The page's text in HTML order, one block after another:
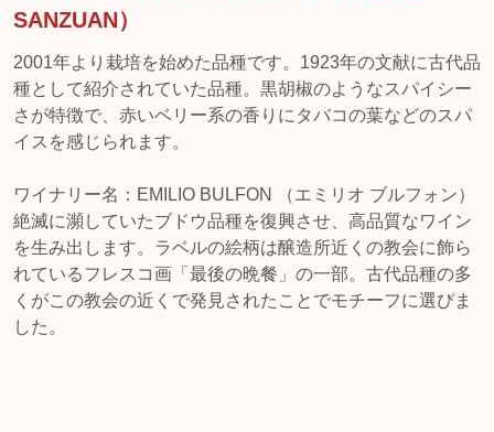
SANZUAN）
2001年より栽培を始めた品種です。1923年の文献に古代品
種として紹介されていた品種。黒胡椒のようなスパイシー
さが特徴で、赤いベリー系の香りにタバコの葉などのスパ
イスを感じられます。
ワイナリー名：EMILIO BULFON （エミリオ ブルフォン）
絶滅に瀕していたブドウ品種を復興させ、高品質なワイン
を生み出します。ラベルの絵柄は醸造所近くの教会に飾ら
れているフレスコ画「最後の晩餐」の一部。古代品種の多
くがこの教会の近くで発見されたことでモチーフに選びま
した。